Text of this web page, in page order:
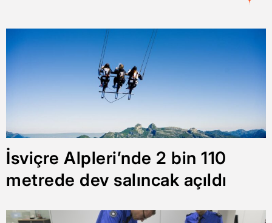
İsviçre Alpleri’nde 2 bin 110
metrede dev salıncak açıldı